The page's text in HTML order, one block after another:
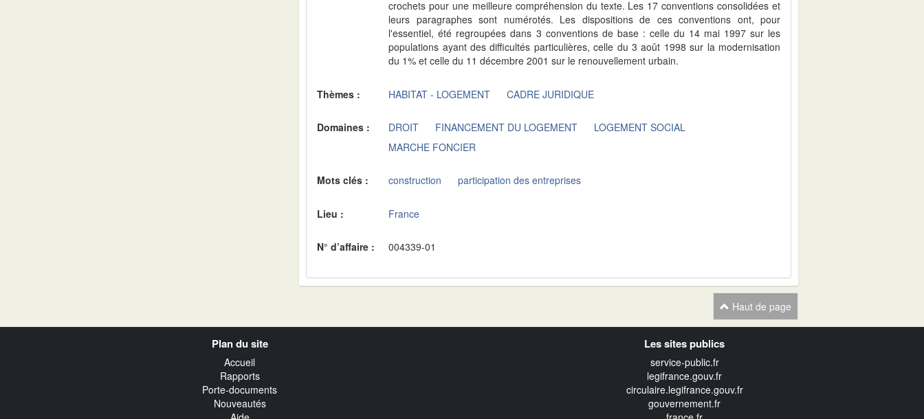
crochets pour une meilleure compréhension du texte. Les 17 conventions consolidées et
leurs paragraphes sont numérotés. Les dispositions de ces conventions ont, pour
l'essentiel, été regroupées dans 3 conventions de base : celle du 14 mai 1997 sur les
populations ayant des difficultés particulières, celle du 3 août 1998 sur la modernisation
du 1% et celle du 11 décembre 2001 sur le renouvellement urbain.
Thèmes : HABITAT - LOGEMENT CADRE JURIDIQUE
Domaines : DROIT FINANCEMENT DU LOGEMENT
LOGEMENT SOCIAL
MARCHE FONCIER
Mots clés : construction participation des entreprises
Lieu : France
N° d’affaire : 004339-01
Haut de page
Plan du site
Accueil
Rapports
Porte-documents
Nouveautés
Les sites publics
service-public.fr
legifrance.gouv.fr
circulaire.legifrance.gouv.fr
gouvernement.fr